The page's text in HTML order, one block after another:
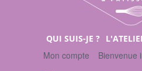
QUI SUIS-JE ?
Mon compte Bienvenue